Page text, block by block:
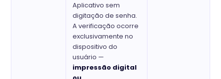
Aplicativo sem
digitação de senha.
A verificação ocorre
exclusivamente no
dispositivo do
usuário —
impressão digital